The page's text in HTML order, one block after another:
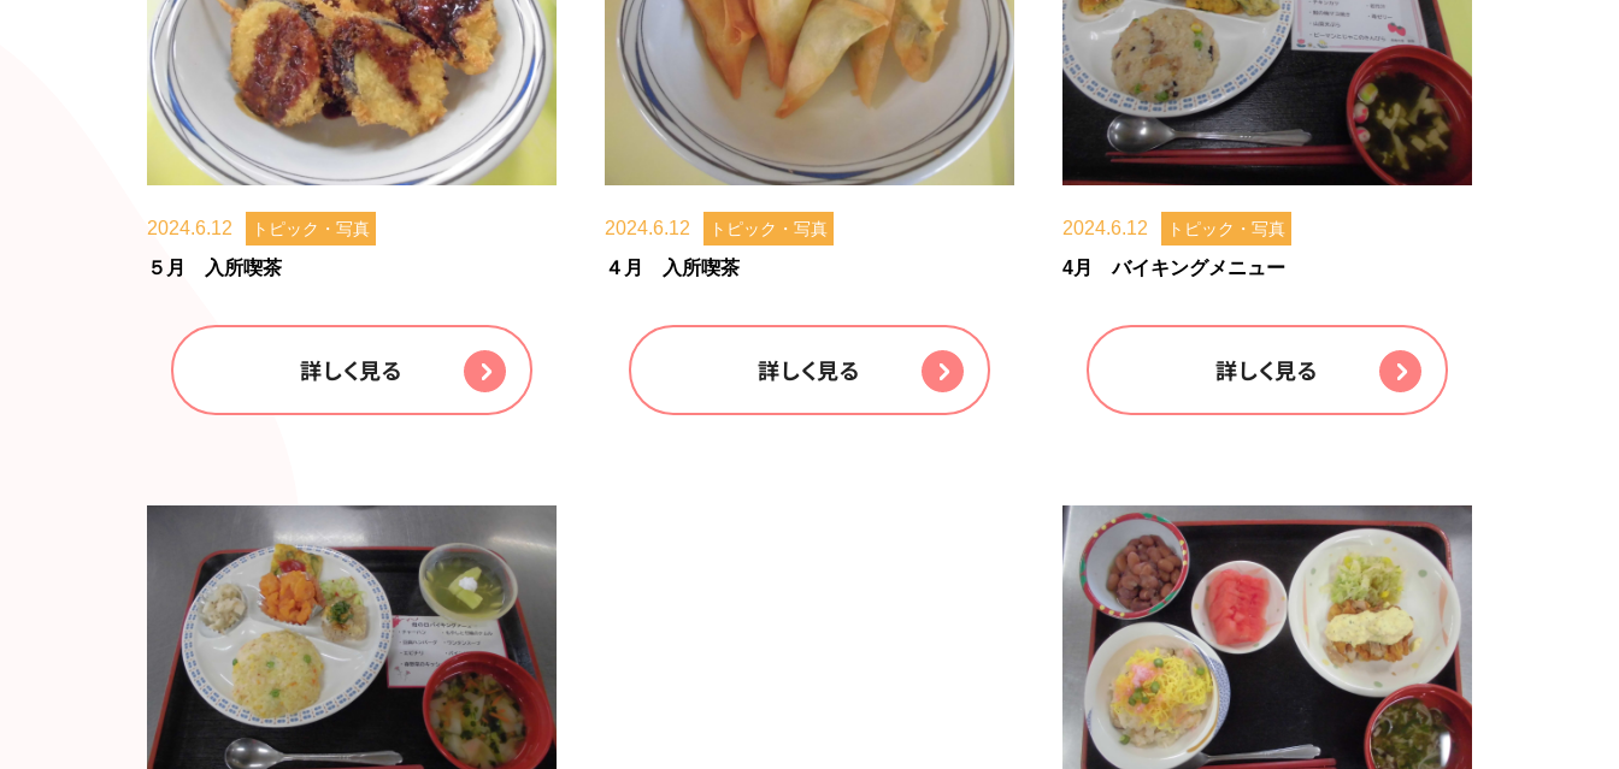
2024.6.12 トピック・写真
５月 入所喫茶
詳しく見る
2024.6.12 トピック・写真
４月 入所喫茶
詳しく見る
2024.6.12 トピック・写真
4月 バイキングメニュー
詳しく見る